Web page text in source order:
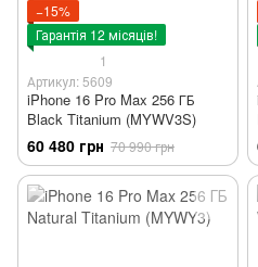
−15%
Гарантія 12 місяців!
1
Артикул: 5609
iPhone 16 Pro Max 256 ГБ
Black Titanium (MYWV3S)
60 480 грн 70 990 грн